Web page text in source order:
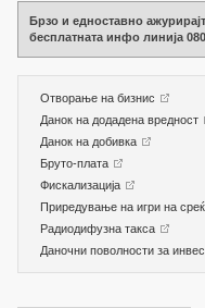
Брзо и едноставно
бесплатната инфо линија
Отворање на бизнис
Данок на додадена вредност
Данок на добивка
Бруто-плата
Фискализација
Приредување на игри на
Радиодифузна такса
Даночни поволности за